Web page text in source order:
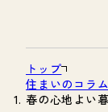
トップ
住まいのコラ
春の心地よい